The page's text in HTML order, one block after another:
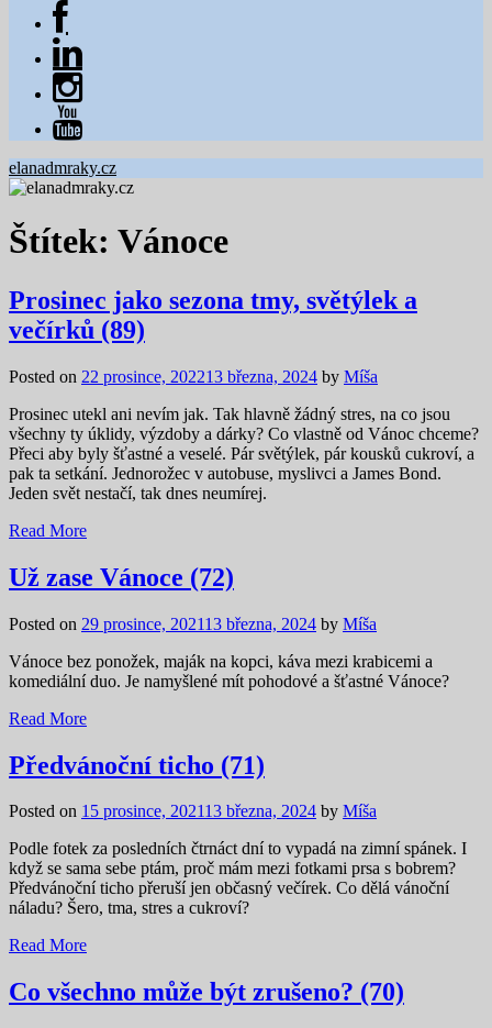
elanadmraky.cz
Štítek: Vánoce
Prosinec jako sezona tmy, světýlek a
večírků (89)
Posted on 22 prosince, 202213 března, 2024 by Míša
Prosinec utekl ani nevím jak. Tak hlavně žádný stres, na co jsou
všechny ty úklidy, výzdoby a dárky? Co vlastně od Vánoc chceme?
Přeci aby byly šťastné a veselé. Pár světýlek, pár kousků cukroví, a
pak ta setkání. Jednorožec v autobuse, myslivci a James Bond.
Jeden svět nestačí, tak dnes neumírej.
Read More
Už zase Vánoce (72)
Posted on 29 prosince, 202113 března, 2024 by Míša
Vánoce bez ponožek, maják na kopci, káva mezi krabicemi a
komediální duo. Je namyšlené mít pohodové a šťastné Vánoce?
Read More
Předvánoční ticho (71)
Posted on 15 prosince, 202113 března, 2024 by Míša
Podle fotek za posledních čtrnáct dní to vypadá na zimní spánek. I
když se sama sebe ptám, proč mám mezi fotkami prsa s bobrem?
Předvánoční ticho přeruší jen občasný večírek. Co dělá vánoční
náladu? Šero, tma, stres a cukroví?
Read More
Co všechno může být zrušeno? (70)